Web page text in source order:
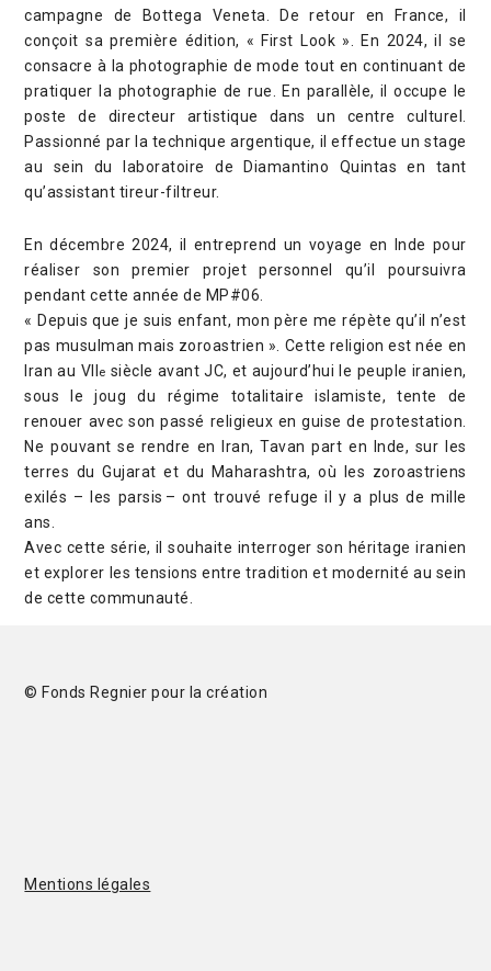
campagne de Bottega Veneta. De retour en France, il
conçoit sa première édition, « First Look ». En 2024, il se
consacre à la photographie de mode tout en continuant de
pratiquer la photographie de rue. En parallèle, il occupe le
poste de directeur artistique dans un centre culturel.
Passionné par la technique argentique, il effectue un stage
au sein du laboratoire de Diamantino Quintas en tant
qu’assistant tireur-filtreur.
En décembre 2024, il entreprend un voyage en Inde pour
réaliser son premier projet personnel qu’il poursuivra
pendant cette année de MP#06.
« Depuis que je suis enfant, mon père me répète qu’il n’est
pas musulman mais zoroastrien ». Cette religion est née en
Iran au VII e siècle avant JC, et aujourd’hui le peuple iranien,
sous le joug du régime totalitaire islamiste, tente de
renouer avec son passé religieux en guise de protestation.
Ne pouvant se rendre en Iran, Tavan part en Inde, sur les
terres du Gujarat et du Maharashtra, où les zoroastriens
exilés – les parsis – ont trouvé refuge il y a plus de mille
ans.
Avec cette série, il souhaite interroger son héritage iranien
et explorer les tensions entre tradition et modernité au sein
de cette communauté.
© Fonds Regnier pour la création
Mentions légales